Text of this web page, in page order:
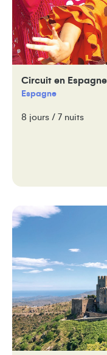
Circuit en
Espagne
8 jours / 7 nuits